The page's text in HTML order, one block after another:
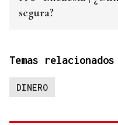
segura?
Temas relacionados
DINERO